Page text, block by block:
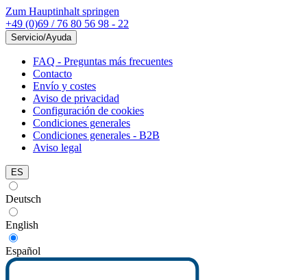
Zum Hauptinhalt springen
+49 (0)69 / 76 80 56 98 - 22
Servicio/Ayuda
FAQ - Preguntas más frecuentes
Contacto
Envío y costes
Aviso de privacidad
Configuración de cookies
Condiciones generales
Condiciones generales - B2B
Aviso legal
ES
Deutsch
English
Español